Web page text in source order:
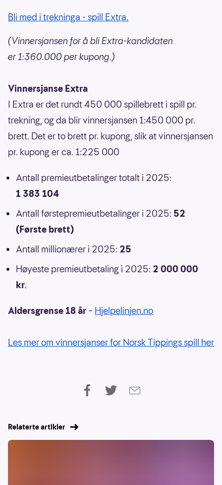
Bli med i trekninga - spill Extra.
(Vinnersjansen for å bli Extra-kandidaten
er 1:360.000 per kupong.)
Vinnersjanse Extra
I Extra er det rundt 450 000 spillebrett i spill pr.
trekning, og da blir vinnersjansen 1:450 000 pr.
brett. Det er to brett pr. kupong, slik at vinnersjansen
pr. kupong er ca. 1:225 000
Antall premieutbetalinger totalt i 2025:
1 383 104
Antall førstepremieutbetalinger i 2025: 52
(Første brett)
Antall millionærer i 2025: 25
Høyeste premieutbetaling i 2025: 2 000 000
kr.
Aldersgrense 18 år – Hjelpelinjen.no
Les mer om vinnersjanser for Norsk Tippings spill her
Relaterte artikler